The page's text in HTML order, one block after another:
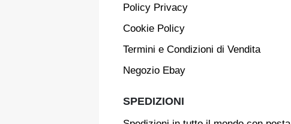
Policy Privacy
Cookie Policy
Termini e Condizioni di Vendita
Negozio Ebay
SPEDIZIONI